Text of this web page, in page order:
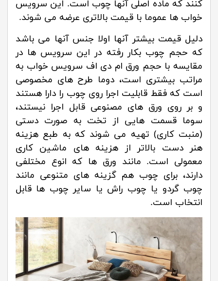
کنند که ماده اصلی آنها چوب است. این سرویس
خواب ها عموما با قیمت بالاتری عرضه می شوند.
دلیل قیمت بیشتر آنها اولا جنس آنها می باشد
که حجم چوب بکار رفته در این سرویس ها در
مقایسه با حجم ورق ام دی اف سرویس خواب به
مراتب بیشتری است، دوما طرح های مخصوصی
است که فقط قابلیت اجرا روی چوب را دارا هستند
و بر روی ورق های مصنوعی قابل اجرا نیستند،
سوما قسمت هایی از تخت به صورت دستی
(منبت کاری) تهیه می شوند که به طبع هزینه
هنر دست بالاتر از هزینه های ماشین کاری
معمولی است. مانند ورق ها که انوع مختلفی
دارند، برای چوب هم گزینه های متنوعی مانند
چوب گردو یا چوب راش یا سایر چوب ها قابل
انتخاب است.